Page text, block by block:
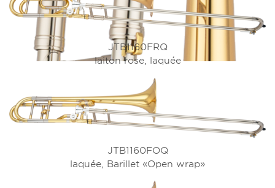
des modèles standards
associe une structure compacte à une
réduction de la résistance à l’air.
JTB1160FRQ
laiton rose, laquée
JTB1160FOQ
laquée, Barillet «Open wrap»